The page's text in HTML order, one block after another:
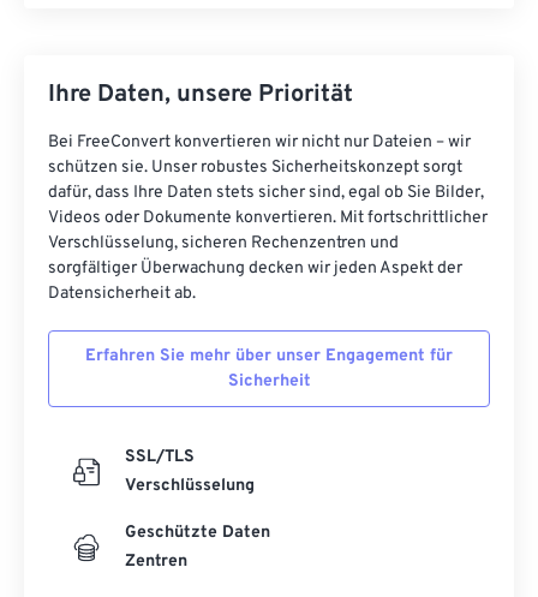
Ihre Daten, unsere Priorität
Bei FreeConvert konvertieren wir nicht nur Dateien – wir
schützen sie. Unser robustes Sicherheitskonzept sorgt
dafür, dass Ihre Daten stets sicher sind, egal ob Sie Bilder,
Videos oder Dokumente konvertieren. Mit fortschrittlicher
Verschlüsselung, sicheren Rechenzentren und
sorgfältiger Überwachung decken wir jeden Aspekt der
Datensicherheit ab.
Erfahren Sie mehr über unser Engagement für
Sicherheit
SSL/TLS
Verschlüsselung
Geschützte Daten
Zentren